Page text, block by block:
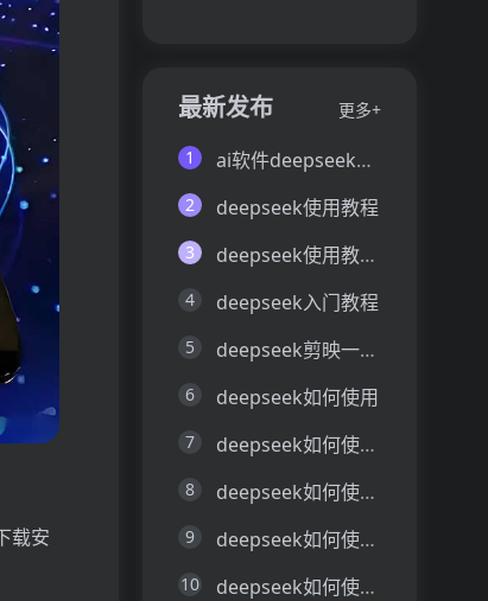
载安
最新发布 更多+
1 ai软件deepseek如何使用
2 deepseek使用教程
3 deepseek使用教程详细使用方法
4 deepseek入门教程
5 deepseek剪映一键生成视频
6 deepseek如何使用
7 deepseek如何使用API
8 deepseek如何使用和教学方法
9 deepseek如何使用和训练
10 deepseek如何使用图片生成视频